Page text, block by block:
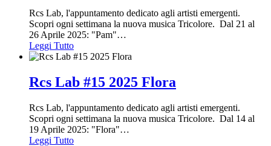
Rcs Lab, l'appuntamento dedicato agli artisti emergenti.
Scopri ogni settimana la nuova musica Tricolore. Dal 21 al
26 Aprile 2025: "Pam"…
Leggi Tutto
Rcs Lab #15 2025 Flora
Rcs Lab, l'appuntamento dedicato agli artisti emergenti.
Scopri ogni settimana la nuova musica Tricolore. Dal 14 al
19 Aprile 2025: "Flora"…
Leggi Tutto